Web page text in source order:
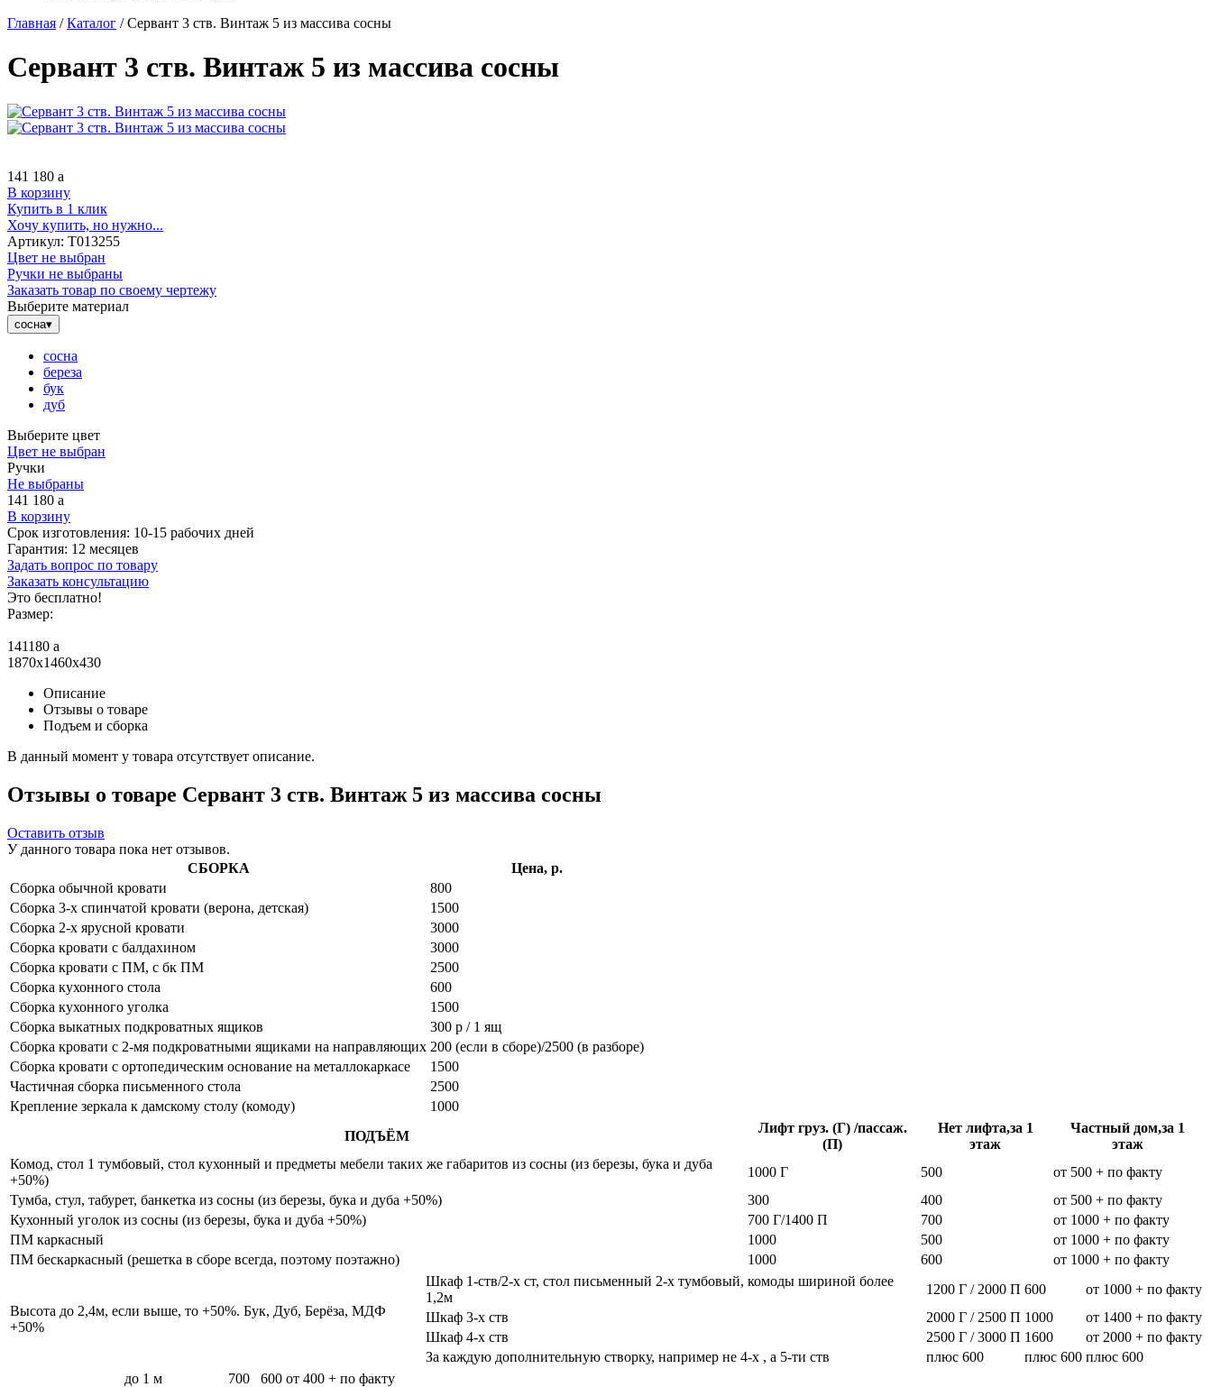
Главная / Каталог / Сервант 3 ств. Винтаж 5 из массива сосны
Сервант 3 ств. Винтаж 5 из массива сосны
141 180 a
В корзину
Купить в 1 клик
Хочу купить, но нужно...
Артикул: Т013255
Цвет не выбран
Ручки не выбраны
Заказать товар по своему чертежу
Выберите материал
сосна▾
сосна
береза
бук
дуб
Выберите цвет
Цвет не выбран
Ручки
Не выбраны
141 180 a
В корзину
Срок изготовления: 10-15 рабочих дней
Гарантия: 12 месяцев
Задать вопрос по товару
Заказать консультацию
Это бесплатно!
Размер:
141180 a
1870x1460x430
Описание
Отзывы о товаре
Подъем и сборка
В данный момент у товара отсутствует описание.
Отзывы о товаре Сервант 3 ств. Винтаж 5 из массива сосны
Оставить отзыв
У данного товара пока нет отзывов.
СБОРКА
Цена, р.
Сборка обычной кровати
800
Сборка 3-х спинчатой кровати (верона, детская)
1500
Сборка 2-х ярусной кровати
3000
Сборка кровати с балдахином
3000
Сборка кровати с ПМ, с бк ПМ
2500
Сборка кухонного стола
600
Сборка кухонного уголка
1500
Сборка выкатных подкроватных ящиков
300 р / 1 ящ
Сборка кровати с 2-мя подкроватными ящиками на направляющих 200 (если в сборе)/2500 (в разборе)
Сборка кровати с ортопедическим основание на металлокаркасе
1500
Частичная сборка письменного стола
2500
Крепление зеркала к дамскому столу (комоду)
1000
ПОДЪЁМ
Лифт груз. (Г) /пассаж.
(П)
Нет лифта,за 1
этаж
Частный дом,за 1
этаж
Комод, стол 1 тумбовый, стол кухонный и предметы мебели таких же габаритов из сосны (из березы, бука и дуба
+50%)
1000 Г 500
от 500 + по факту
Тумба, стул, табурет, банкетка из сосны (из березы, бука и дуба +50%)
300 400
от 500 + по факту
Кухонный уголок из сосны (из березы, бука и дуба +50%)
700 Г/1400 П 700
от 1000 + по факту
ПМ каркасный
1000 500
от 1000 + по факту
ПМ бескаркасный (решетка в сборе всегда, поэтому поэтажно)
1000 600 от 1000 + по факту
Высота до 2,4м, если выше, то +50%. Бук, Дуб, Берёза, МДФ
+50%
Шкаф 1-ств/2-х ст, стол письменный 2-х тумбовый, комоды шириной более
1,2м
1200 Г / 2000 П 600
от 1000 + по факту
Шкаф 3-х ств
2000 Г / 2500 П 1000
от 1400 + по факту
Шкаф 4-х ств
2500 Г / 3000 П 1600
от 2000 + по факту
За каждую дополнительную створку, например не 4-х , а 5-ти ств
плюс 600 плюс 600 плюс 600
до 1 м 700 600 от 400 + по факту